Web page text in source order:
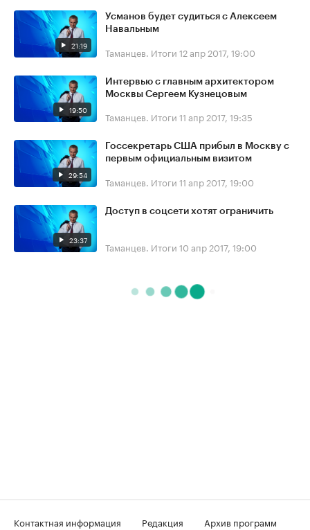
21:19
Усманов будет судиться с Алексеем
Навальным
Таманцев. Итоги 12 апр 2017, 19:00
19:50
Интервью с главным архитектором
Москвы Сергеем Кузнецовым
Таманцев. Итоги 11 апр 2017, 19:35
29:54
Госсекретарь США прибыл в Москву с
первым официальным визитом
Таманцев. Итоги 11 апр 2017, 19:00
23:37
Доступ в соцсети хотят ограничить
Таманцев. Итоги 10 апр 2017, 19:00
Контактная информация Редакция
Архив программ